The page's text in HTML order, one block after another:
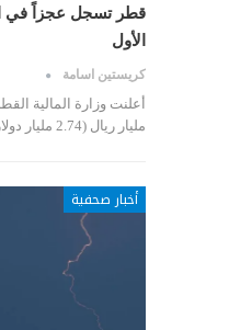
الأول
كريستين اسامة
مليار ريال (2.74 مليار دولار) في الربع الأول من عام…
أخبار صحفية